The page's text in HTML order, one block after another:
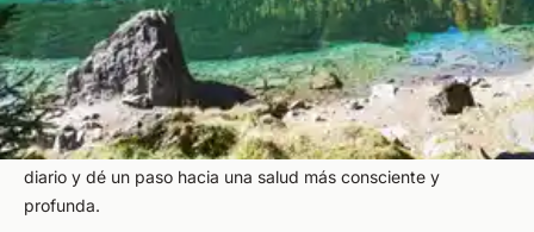
El Ayurveda en Europa le ofrece la posibilidad de vivir una
experiencia auténtica sin necesidad de viajar lejos. Con
SpaDreams, accede a retiros certificados que combinan
tratamientos tradicionales, entornos naturales y atención
personalizada. Recupere su equilibrio, desconecte del estrés
diario y dé un paso hacia una salud más consciente y
profunda.